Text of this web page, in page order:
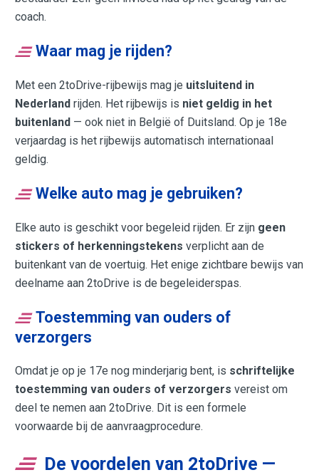
coach.
Waar mag je rijden?
Met een 2toDrive-rijbewijs mag je uitsluitend in
Nederland rijden. Het rijbewijs is niet geldig in het
buitenland — ook niet in België of Duitsland. Op je 18e
verjaardag is het rijbewijs automatisch internationaal
geldig.
Welke auto mag je gebruiken?
Elke auto is geschikt voor begeleid rijden. Er zijn geen
stickers of herkenningstekens verplicht aan de
buitenkant van de voertuig. Het enige zichtbare bewijs van
deelname aan 2toDrive is de begeleiderspas.
Toestemming van ouders of
verzorgers
Omdat je op je 17e nog minderjarig bent, is schriftelijke
toestemming van ouders of verzorgers vereist om
deel te nemen aan 2toDrive. Dit is een formele
voorwaarde bij de aanvraagprocedure.
De voordelen van 2toDrive —